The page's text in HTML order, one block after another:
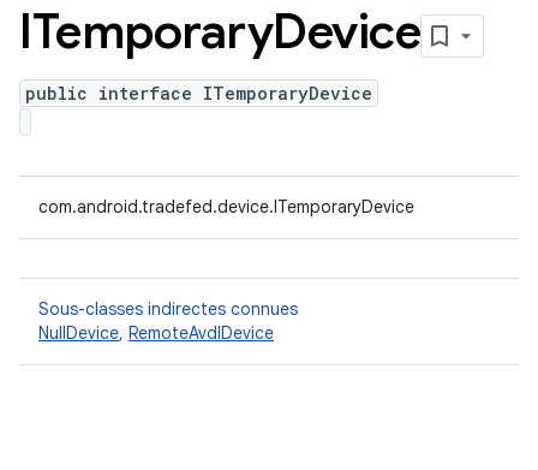
ITemporaryDevice
public interface ITemporaryDevice
com.android.tradefed.device.ITemporaryDevice
Sous-classes indirectes connues
NullDevice, RemoteAvdIDevice